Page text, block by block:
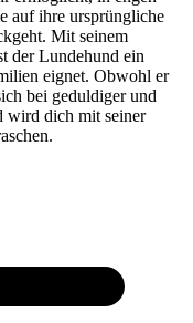
auf ihre ursprüngliche
Mit seinem
der Lundehund ein
eignet. Obwohl er
bei geduldiger und
wird dich mit seiner